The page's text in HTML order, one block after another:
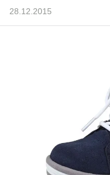
28.12.2015